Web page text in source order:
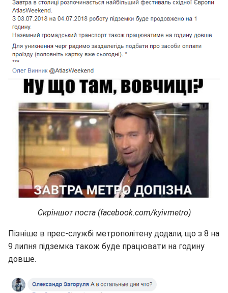
Скріншот поста (facebook.com/kyivmetro)
Пізніше в прес-службі метрополітену додали, що з 8 на
9 липня підземка також буде працювати на годину
довше.